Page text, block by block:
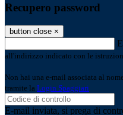
Recupero password
button close ×
all'indirizzo indicato con le
Non hai una e-mail associata al
tramite la Login Spaggiari
E-mail inviata, si prega di